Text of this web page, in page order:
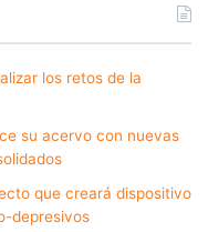
los retos de la
su acervo con nuevas
que creará dispositivo
depresivos